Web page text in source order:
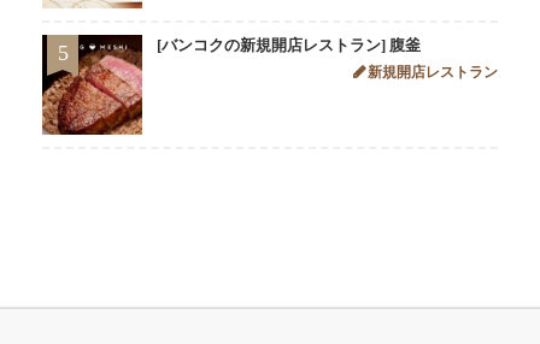
5 [バンコクの新規開店レストラン] 腹釜
新規開店レストラン